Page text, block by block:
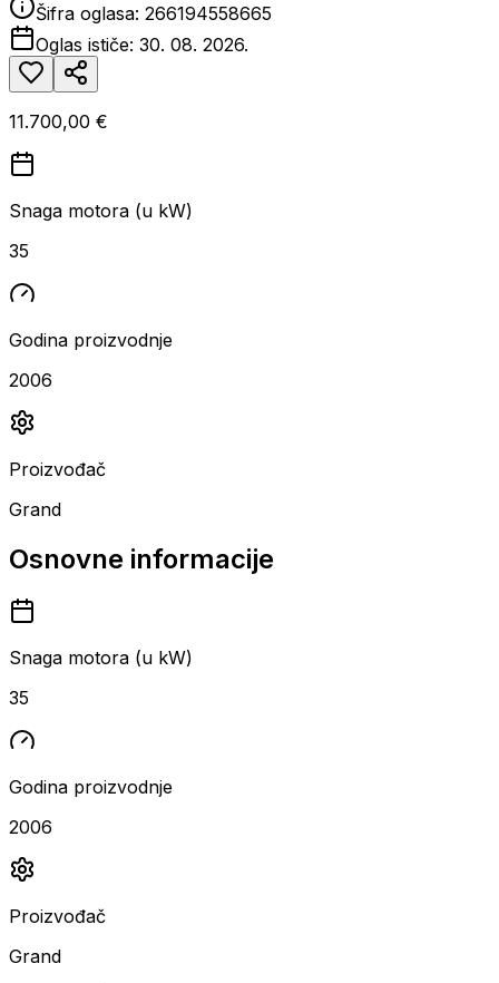
Šifra oglasa: 266194558665
Oglas ističe: 30. 08. 2026.
11.700,00 €
Snaga motora (u kW)
35
Godina proizvodnje
2006
Proizvođač
Grand
Osnovne informacije
Snaga motora (u kW)
35
Godina proizvodnje
2006
Proizvođač
Grand